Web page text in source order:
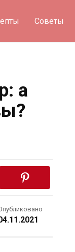
Советы
а